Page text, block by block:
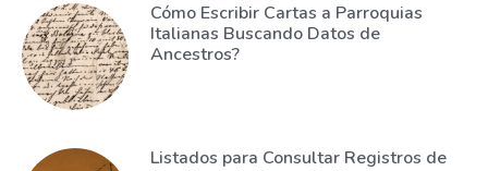
Cómo Escribir Cartas a Parroquias
Italianas Buscando Datos de
Ancestros?
Listados para Consultar Registros de